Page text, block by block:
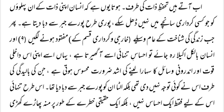
اب آتے ہیں تحفظِ ذات کی طرف۔ ہوتا یوں ہے کہ انسان اپنی ذات کے ان پہلوؤں
کو جو کسی کرداری سانچے میں نہیں ڈھل سکے، پوری طرح پورے جبر سے دبا دیتا ہے۔ پھر
جب زندگی کی شناخت کے عام وسیلے (خارجی و کرداری قسم کے) مفقود ہونے لگیں ( ۹) اور
انسان بالکل اکیلا رہ جائے تو احساسِ تنہائی اسے آ گھیرتا ہے ، یہاں اسے اپنی اس داخلی
قوت اور اندرونی وسائل کا سہارا لینے کی اشد ضرورت محسوس ہوتی ہے ، جن کی بالیدگی کی
طرف اس نے کوئی توجہ نہیں دی تھی بلکہ الٹا ان کو پورے جبر سے دبا دیا تھا۔ اس طرح تنہائی
اس کے لیے فقط ایک احساس نہیں ، بلکہ ایک حقیقی خطرے کے طور پر منہ پھاڑے کھڑی